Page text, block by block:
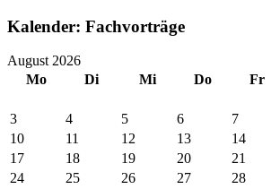
Kalender: Fachvorträge
August 2026
Mo
Di Mi Do Fr
3
4 5 6 7
10
11 12 13 14
17
18 19 20 21
24
25 26 27 28